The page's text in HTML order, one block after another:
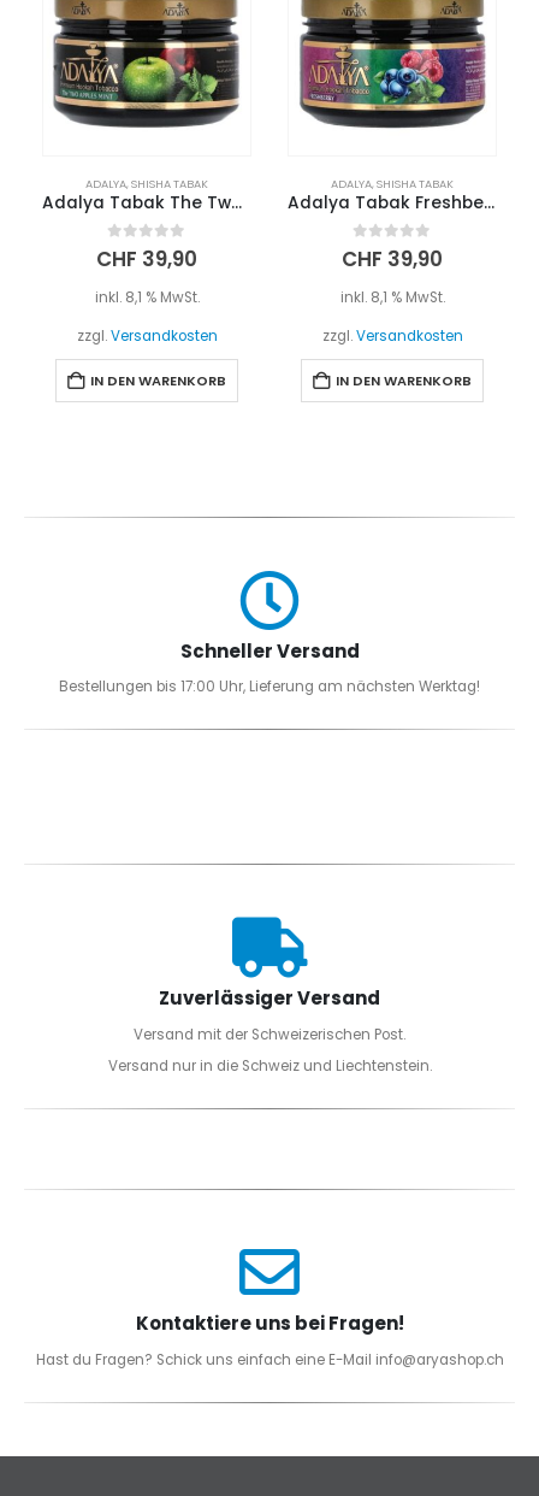
ADALYA,SHISHA TABAK
Adalya Tabak The Two Apples Mint 200g
0out of 5
CHF 39,90
inkl. 8,1 % MwSt.
zzgl.Versandkosten
IN DEN WARENKORB
ADALYA,SHISHA TABAK
Adalya Tabak Freshberry 200g
0out of 5
CHF 39,90
inkl. 8,1 % MwSt.
zzgl.Versandkosten
IN DEN WARENKORB
Schneller Versand
Bestellungen bis 17:00 Uhr, Lieferung am nächsten Werktag!
Zuverlässiger Versand
Versand mit der Schweizerischen Post.
Versand nur in die Schweiz und Liechtenstein.
Kontaktiere uns bei Fragen!
Hast du Fragen? Schick uns einfach eine E-Mail info@aryashop.ch